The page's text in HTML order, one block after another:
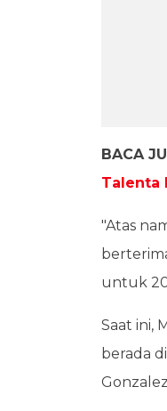
BACA
Talenta
"Atas
untuk
Saat ini,
berada